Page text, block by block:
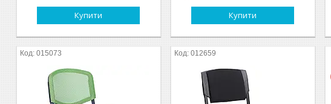
Купити Купити
015073 012659